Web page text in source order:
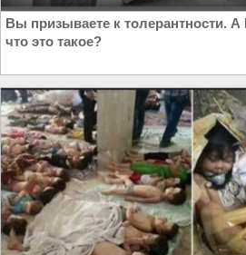
Вы призываете к толерантности. А
что это такое?